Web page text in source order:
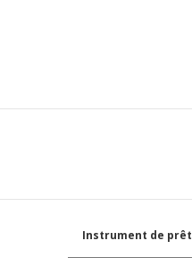
Instrument de prêt